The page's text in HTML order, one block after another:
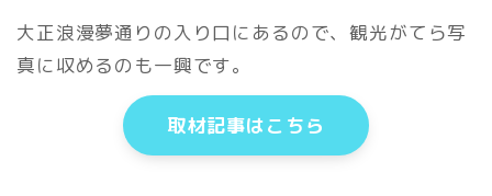
大正浪漫夢通りの入り口にあるので、観光がてら写
真に収めるのも一興です。
取材記事はこちら